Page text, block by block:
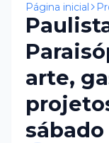
Página inicial
arte,
sábado